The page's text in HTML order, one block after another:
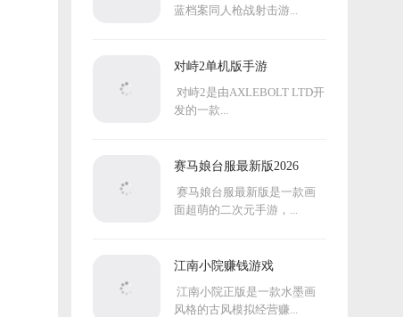
蓝档案同人枪战射击游...
对峙2单机版手游
对峙2是由AXLEBOLT LTD开
发的一款...
赛马娘台服最新版2026
赛马娘台服最新版是一款画
面超萌的二次元手游，...
江南小院赚钱游戏
江南小院正版是一款水墨画
风格的古风模拟经营赚...